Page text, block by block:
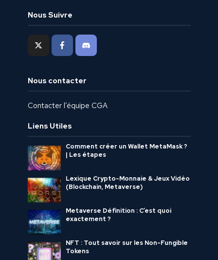
Nous Suivre
Nous contacter
Contacter l’équipe CGA
Liens Utiles
Comment créer un Wallet MetaMask ?
| Les étapes
Lexique Crypto-Monnaie & Jeux Vidéo
(Blockchain, Metaverse)
Metaverse Définition : C’est quoi
exactement ?
NFT : Tout savoir sur les Non-Fungible
Tokens